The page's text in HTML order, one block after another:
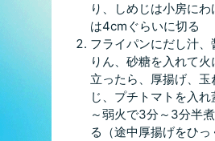
り、しめじは小房に
は4cmぐらいに切る
フライパンにだし汁、
りん、砂糖を入れて
立ったら、厚揚げ、玉
じ、プチトマトを入れ
～弱火で3分～3分半
る（途中厚揚げをひ